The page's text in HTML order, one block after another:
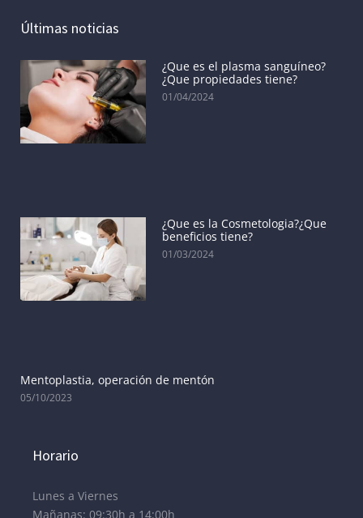
Últimas noticias
¿Que es el plasma sanguíneo?
¿Que propiedades tiene?
01/04/2024
¿Que es la Cosmetologia?¿Que
beneficios tiene?
01/03/2024
Mentoplastia, operación de mentón
05/10/2023
Horario
Lunes a Viernes
Mañanas: 09:30h a 14:00h